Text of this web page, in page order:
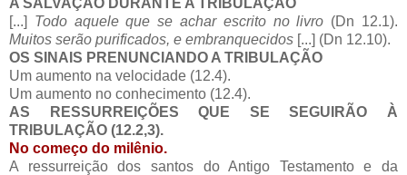
A SALVAÇÃO DURANTE A TRIBULAÇÃO
[...] Todo aquele que se achar escrito no livro (Dn 12.1).
Muitos serão purificados, e embranquecidos [...] (Dn 12.10).
OS SINAIS PRENUNCIANDO A TRIBULAÇÃO
Um aumento na velocidade (12.4).
Um aumento no conhecimento (12.4).
AS RESSURREIÇÕES QUE SE SEGUIRÃO À
TRIBULAÇÃO (12.2,3).
No começo do milênio.
A ressurreição dos santos do Antigo Testamento e da